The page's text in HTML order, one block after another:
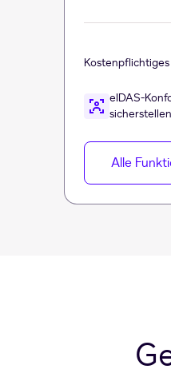
eIDAS-
sicherstellen
Alle